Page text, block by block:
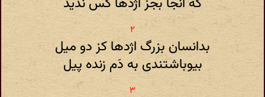
بدانسان بزرگ اژدها کز دو میل
بیوباشتندی به دَم زنده پیل